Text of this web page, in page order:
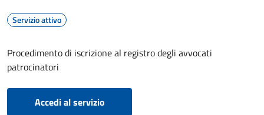
Servizio attivo
Procedimento di iscrizione al registro degli avvocati
patrocinatori
Accedi al servizio